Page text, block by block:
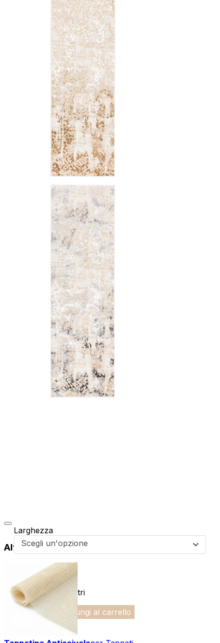
Larghezza
Scegli un'opzione
33,99€
Lunghezza in metri
+ Aggiungi al carrello
Altri prodotti di questa collezione